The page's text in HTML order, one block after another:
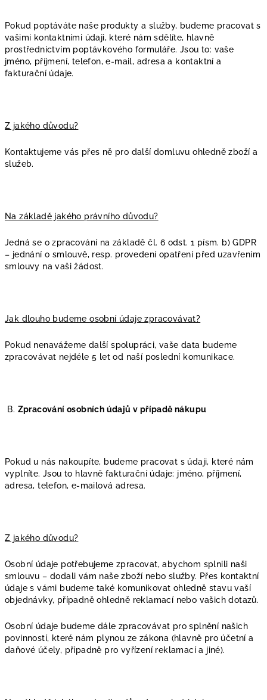
Pokud poptáváte naše produkty a služby, budeme pracovat s
vašimi kontaktními údaji, které nám sdělíte, hlavně
prostřednictvím poptávkového formuláře. Jsou to: vaše
jméno, příjmení, telefon, e-mail, adresa a kontaktní a
fakturační údaje.
Z jakého důvodu?
Kontaktujeme vás přes ně pro další domluvu ohledně zboží a
služeb.
Na základě jakého právního důvodu?
Jedná se o zpracování na základě čl. 6 odst. 1 písm. b) GDPR
– jednání o smlouvě, resp. provedení opatření před uzavřením
smlouvy na vaši žádost.
Jak dlouho budeme osobní údaje zpracovávat?
Pokud nenavážeme další spolupráci, vaše data budeme
zpracovávat nejdéle 5 let od naší poslední komunikace.
B. Zpracování osobních údajů v případě nákupu
Pokud u nás nakoupíte, budeme pracovat s údaji, které nám
vyplníte. Jsou to hlavně fakturační údaje: jméno, příjmení,
adresa, telefon, e-mailová adresa.
Z jakého důvodu?
Osobní údaje potřebujeme zpracovat, abychom splnili naši
smlouvu – dodali vám naše zboží nebo služby. Přes kontaktní
údaje s vámi budeme také komunikovat ohledně stavu vaší
objednávky, případně ohledně reklamací nebo vašich dotazů.
Osobní údaje budeme dále zpracovávat pro splnění našich
povinností, které nám plynou ze zákona (hlavně pro účetní a
daňové účely, případně pro vyřízení reklamací a jiné).